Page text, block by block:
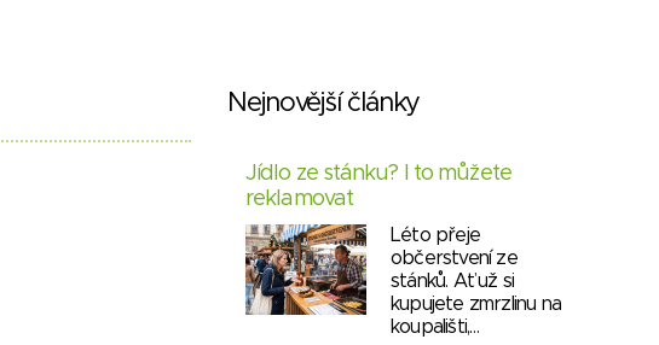
Nejnovější články
Jídlo ze stánku? I to můžete
reklamovat
Léto přeje
občerstvení ze
stánků. Ať už si
kupujete zmrzlinu na
koupališti,…